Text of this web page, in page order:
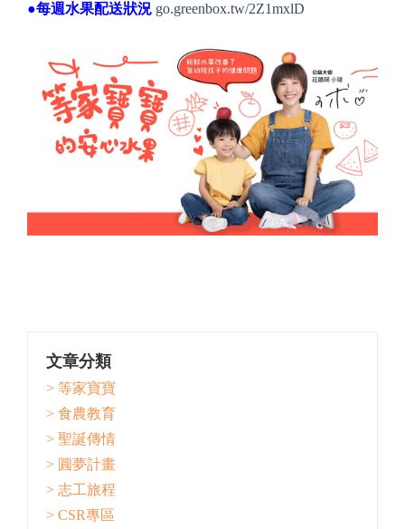
●每週水果配送狀況 go.greenbox.tw/2Z1mxlD
文章分類
> 等家寶寶
> 食農教育
> 聖誕傳情
> 圓夢計畫
> 志工旅程
> CSR專區